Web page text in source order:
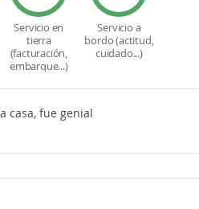
Servicio en
tierra
(facturación,
embarque...)
Servicio a
bordo (actitud,
cuidado...)
casa, fue genial